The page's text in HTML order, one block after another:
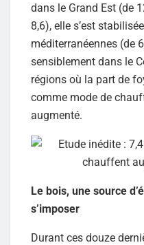
dans le Grand Est (de
8,6), elle s’est
méditerranéennes (de
sensiblement dans le
régions où la part de
comme mode de
augmenté.
Le bois, une source
s’imposer
Durant ces douze